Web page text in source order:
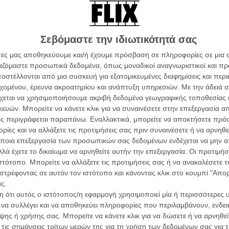
Σεβόμαστε την ιδιωτικότητά σας
μας αποθηκεύουμε και/ή έχουμε πρόσβαση σε πληροφορίες σε
προσωπικά δεδομένα, όπως μοναδικοί αναγνωριστικοί και
από μια συσκευή για εξατομικευμένες διαφημίσεις και
έρευνα ακροατηρίου και ανάπτυξη υπηρεσιών. Με την άδειά
να χρησιμοποιήσουμε ακριβή δεδομένα γεωγραφικής τοποθεσίας
Μπορείτε να κάνετε κλικ για να συναινέσετε στην επεξεργασία
περιγράφεται παραπάνω. Εναλλακτικά, μπορείτε να αποκτήσετε
και να αλλάξετε τις προτιμήσεις σας πριν συναινέσετε ή να
επεξεργασία των προσωπικών σας δεδομένων ενδέχεται να μην
έχετε το δικαίωμα να αρνηθείτε αυτήν την επεξεργασία. Οι
Μπορείτε να αλλάξετε τις προτιμήσεις σας ή να ανακαλέσετε
σε αυτόν τον ιστότοπο και κάνοντας κλικ στο κουμπί
αυτός ο ιστότοπος/η εφαρμογή χρησιμοποιεί μία ή περισσότερες
συλλέγει και να αποθηκεύει πληροφορίες που περιλαμβάνουν,
ή χρήσης σας. Μπορείτε να κάνετε κλικ για να δώσετε ή να
σημάνσεις τρίτων μερών της για τη χρήση των δεδομένων σας
μήκους της Μπράις Ντάλας Χάουαρντ
ποντίκι του!
1
τα Οσκαρ. Δείτε το τρείλερ του «Rush»
Ρον Χάουαρντ επιστρέφουν στον Νταν